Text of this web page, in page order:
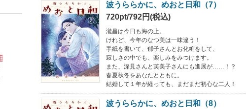
波うららかに、めおと日和（7）
720pt/792円(税込)
瀧昌は今日も海の上。
けれど、今年のなつ美は一味違う！
手紙を書いて、郁子さんとお化粧をして、
寂しさの中でも、楽しみをみつけます。
また、深見さんと芙美子さんにも進展が……！？
春夏秋冬をあなたとともに。
結婚して１年が経っても、まだまだ初心な二人！
波うららかに、めおと日和（8）